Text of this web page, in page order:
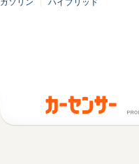
ガソリン ハイブリッド